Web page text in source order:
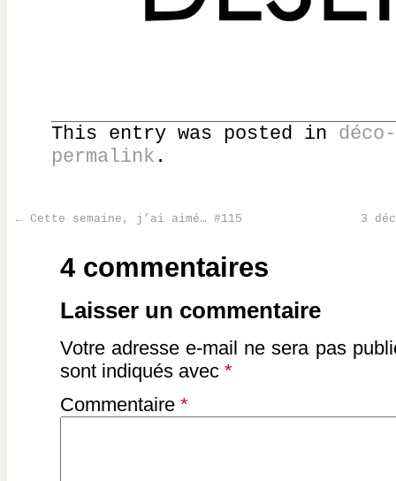
This entry was posted in
permalink .
← Cette semaine, j’ai aimé… #115 3
4 commentaires
Laisser un commentaire
Votre adresse e-mail ne sera pas
sont indiqués avec *
Commentaire *